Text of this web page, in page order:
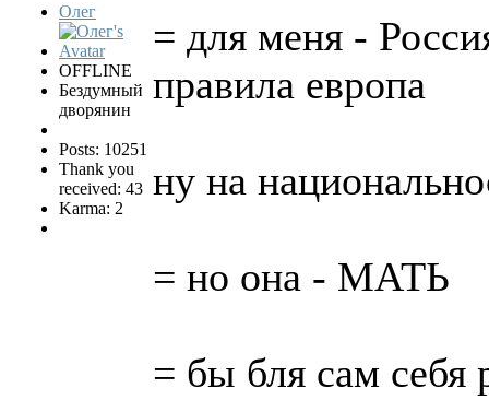
Олег
OFFLINE
Бездумный
дворянин
Posts: 10251
Thank you
received: 43
Karma: 2
= для меня -
правила европа
ну на
= но она - МАТЬ
= бы бля сам себя